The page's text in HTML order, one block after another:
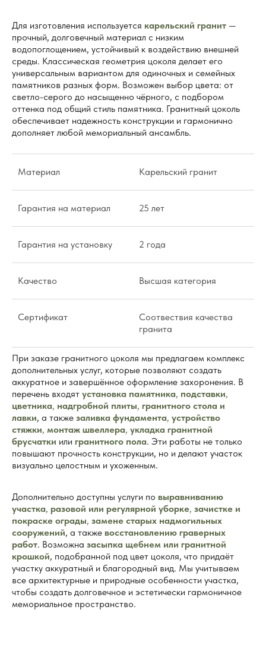
Для изготовления используется карельский гранит —
прочный, долговечный материал с низким
водопоглощением, устойчивый к воздействию внешней
среды. Классическая геометрия цоколя делает его
универсальным вариантом для одиночных и семейных
памятников разных форм. Возможен выбор цвета: от
светло-серого до насыщенно чёрного, с подбором
оттенка под общий стиль памятника. Гранитный цоколь
обеспечивает надежность конструкции и гармонично
дополняет любой мемориальный ансамбль.
Материал Карельский гранит
Гарантия на материал 25 лет
Гарантия на установку 2 года
Качество Высшая категория
Сертификат
Соотвествия качества
гранита
При заказе гранитного цоколя мы предлагаем комплекс
дополнительных услуг, которые позволяют создать
аккуратное и завершённое оформление захоронения. В
перечень входят установка памятника, подставки,
цветника, надгробной плиты, гранитного стола и
лавки, а также заливка фундамента, устройство
стяжки, монтаж швеллера, укладка гранитной
брусчатки или гранитного пола. Эти работы не только
повышают прочность конструкции, но и делают участок
визуально целостным и ухоженным.
Дополнительно доступны услуги по выравниванию
участка, разовой или регулярной уборке, зачистке и
покраске ограды, замене старых надмогильных
сооружений, а также восстановлению граверных
работ. Возможна засыпка щебнем или гранитной
крошкой, подобранной под цвет цоколя, что придаёт
участку аккуратный и благородный вид. Мы учитываем
все архитектурные и природные особенности участка,
чтобы создать долговечное и эстетически гармоничное
мемориальное пространство.